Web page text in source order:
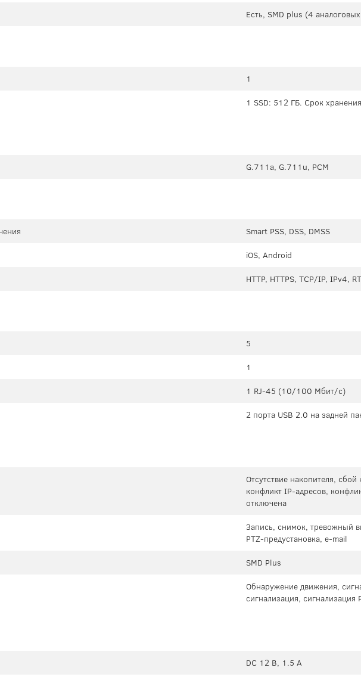
Есть, SMD plus (4
1
1 SSD: 512 ГБ. Срок
G.711a, G.711u, PCM
Smart PSS, DSS, DMSS
iOS, Android
HTTP, HTTPS, TCP/IP, IPv4,
5
1
1 RJ-45 (10/100 Мбит/с)
2 порта USB 2.0 на задней
Отсутствие накопителя,
конфликт IP-адресов,
отключена
Запись, снимок, тревожный
PTZ-предустановка, e-mail
SMD Plus
Обнаружение движения,
сигнализация, сигнализация
DC 12 В, 1.5 А